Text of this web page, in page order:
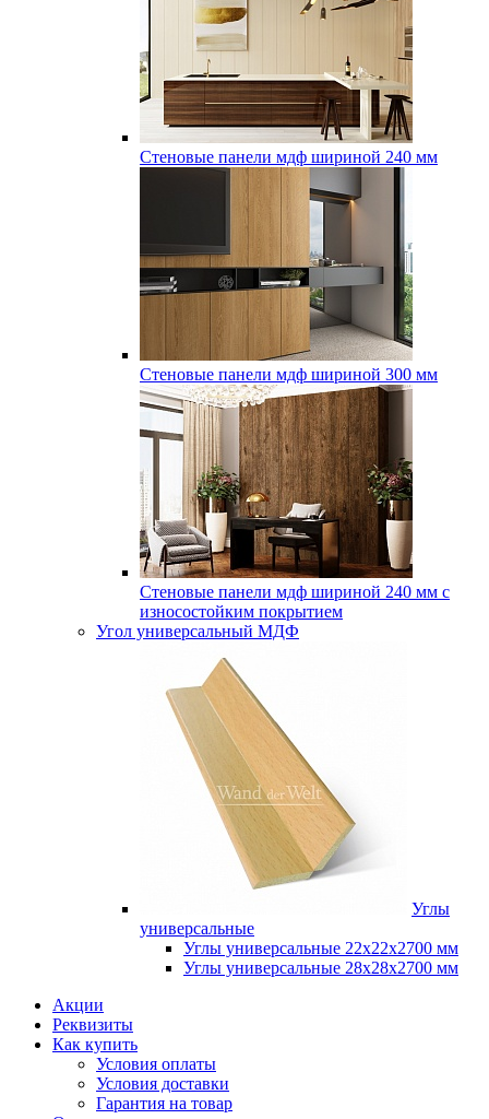
Стеновые панели мдф шириной 240 мм
Стеновые панели мдф шириной 300 мм
Стеновые панели мдф шириной 240 мм с
износостойким покрытием
Угол универсальный МДФ
Углы
универсальные
Углы универсальные 22х22х2700 мм
Углы универсальные 28х28х2700 мм
Акции
Реквизиты
Как купить
Условия оплаты
Условия доставки
Гарантия на товар